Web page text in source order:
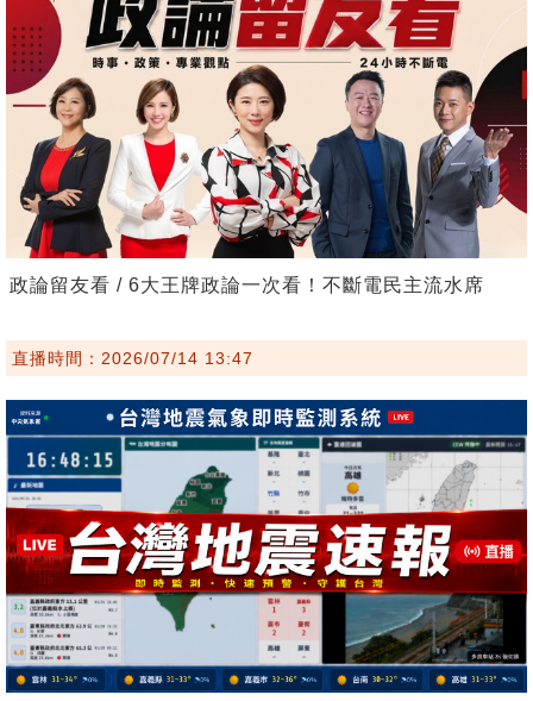
政論留友看 / 6大王牌政論一次看！不斷電民主流水席
直播時間：2026/07/14 13:47